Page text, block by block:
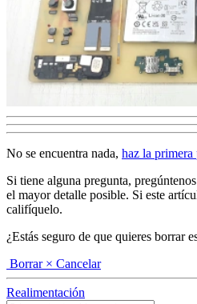
No se encuentra nada, haz la primera
Si tiene alguna pregunta,
el mayor detalle posible. Si este
califíquelo.
¿Estás seguro de que quieres borrar
Borrar × Cancelar
Realimentación